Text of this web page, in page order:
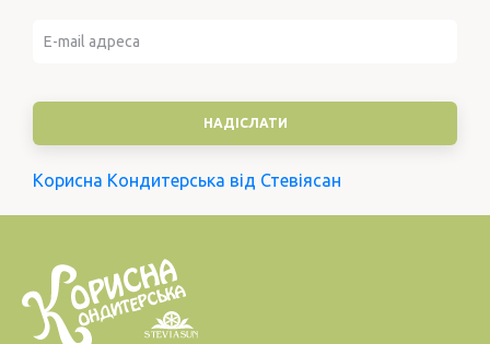
Корисна Кондитерська від Стевіясан